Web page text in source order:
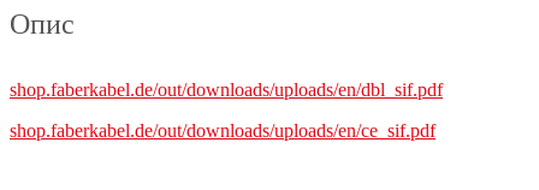
Опис
shop.faberkabel.de/out/downloads/uploads/en/dbl_sif.pdf
shop.faberkabel.de/out/downloads/uploads/en/ce_sif.pdf